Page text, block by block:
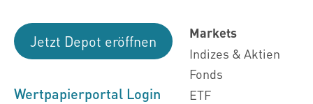
Jetzt Depot eröffnen
Wertpapierportal Login
Markets
Indizes & Aktien
Fonds
ETF